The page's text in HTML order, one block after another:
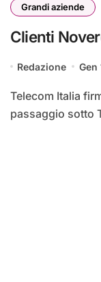
Grandi aziende
Clienti
Redazione Gen
Telecom Italia firma un accordo con Noverca Italia per il
passaggio sotto